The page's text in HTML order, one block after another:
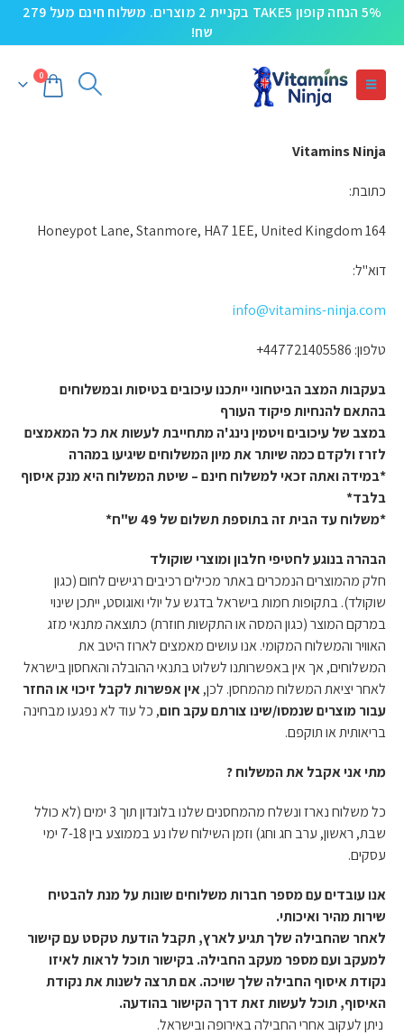
5% הנחה קופון TAKE5 בקניית 2 מוצרים. משלוח חינם מעל 279
שח!
0
Vitamins Ninja
כתובת:
164 Honeypot Lane, Stanmore, HA7 1EE, United Kingdom
דוא"ל:
info@vitamins-ninja.com
טלפון: 447721405586+
בעקבות המצב הביטחוני ייתכנו עיכובים בטיסות ובמשלוחים
בהתאם להנחיות פיקוד העורף
במצב של עיכובים ויטמין נינג'ה מתחייבת לעשות את כל המאמצים
לזרז ולקדם כמה שיותר את מיון המשלוחים שיגיעו במהרה
*במידה ואתה זכאי למשלוח חינם – שיטת המשלוח היא מנק איסוף
בלבד*
*משלוח עד הבית זה בתוספת תשלום של 49 ש"ח*
הבהרה בנוגע לחטיפי חלבון ומוצרי שוקולד
חלק מהמוצרים הנמכרים באתר מכילים רכיבים רגישים לחום (כגון
שוקולד). בתקופות חמות בישראל בדגש על יולי ואוגוסט, ייתכן שינוי
במרקם המוצר (כגון המסה או התקשות חוזרת) כתוצאה מתנאי מזג
האוויר והמשלוח המקומי. אנו עושים מאמצים לארוז היטב את
המשלוחים, אך אין באפשרותנו לשלוט בתנאי ההובלה והאחסון בישראל
לאחר יציאת המשלוח מהמחסן. לכן,אין אפשרות לקבל זיכוי או החזר
עבור מוצרים שנמסו/שינו צורתם עקב חום, כל עוד לא נפגעו מבחינה
בריאותית או תוקפם.
מתי אני אקבל את המשלוח ?
כל משלוח נארז ונשלח מהמחסנים שלנו בלונדון תוך 3 ימים (לא כולל
שבת, ראשון, ערב חג וחג) וזמן השילוח שלו נע בממוצע בין 7-18 ימי
עסקים.
אנו עובדים עם מספר חברות משלוחים שונות על מנת להבטיח
שירות מהיר ואיכותי.
לאחר שהחבילה שלך תגיע לארץ, תקבל הודעת טקסט עם קישור
למעקב ועם מספר מעקב החבילה. בקישור תוכל לראות לאיזו
נקודת איסוף החבילה שלך שויכה. אם תרצה לשנות את נקודת
האיסוף, תוכל לעשות זאת דרך הקישור בהודעה.
ניתן לעקוב אחרי החבילה באירופה ובישראל.